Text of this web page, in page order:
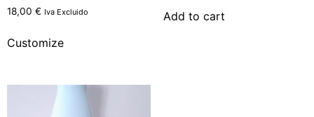
18,00 € Iva Excluido
Customize
Add to cart